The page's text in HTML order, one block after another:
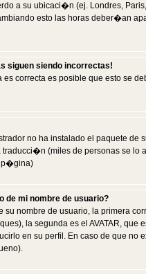
a su ubicaci�n (ej. Londres,
esto las horas deber�an
siguen siendo incorrectas!
correcta es posible que esto se
no ha instalado el paquete
(miles de personas se
p�gina)
mi nombre de usuario?
su nombre de usuario, la primera
la segunda es el AVATAR,
en su perfil. En caso de que